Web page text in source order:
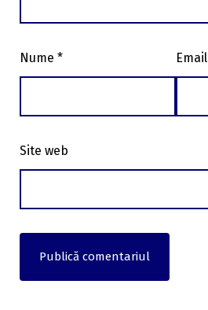
Nume * Email
Site web